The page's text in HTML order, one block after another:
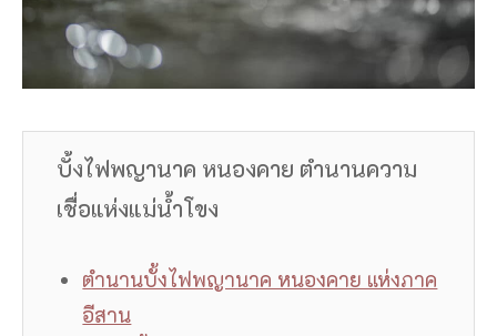
บั้งไฟพญานาค หนองคาย ตำนานความ
เชื่อแห่งแม่น้ำโขง
ตำนานบั้งไฟพญานาค หนองคาย แห่งภาค
อีสาน